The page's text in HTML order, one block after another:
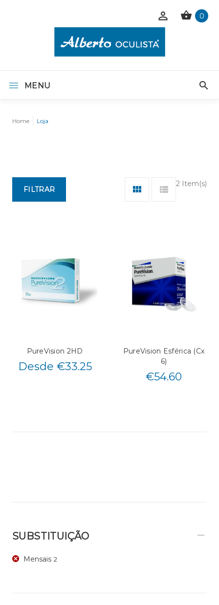
0
MENU
Home Loja
2 Item(s)
FILTRAR
PureVision 2HD
Desde €33.25
PureVision Esférica (Cx
6)
€54.60
SUBSTITUIÇÃO
Mensais 2